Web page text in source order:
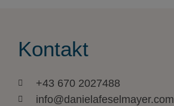
Kontakt
+43 670 2027488
info@danielafeselmayer.com